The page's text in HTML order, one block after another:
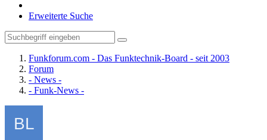
Erweiterte Suche
Funkforum.com - Das Funktechnik-Board - seit 2003
Forum
- News -
- Funk-News -